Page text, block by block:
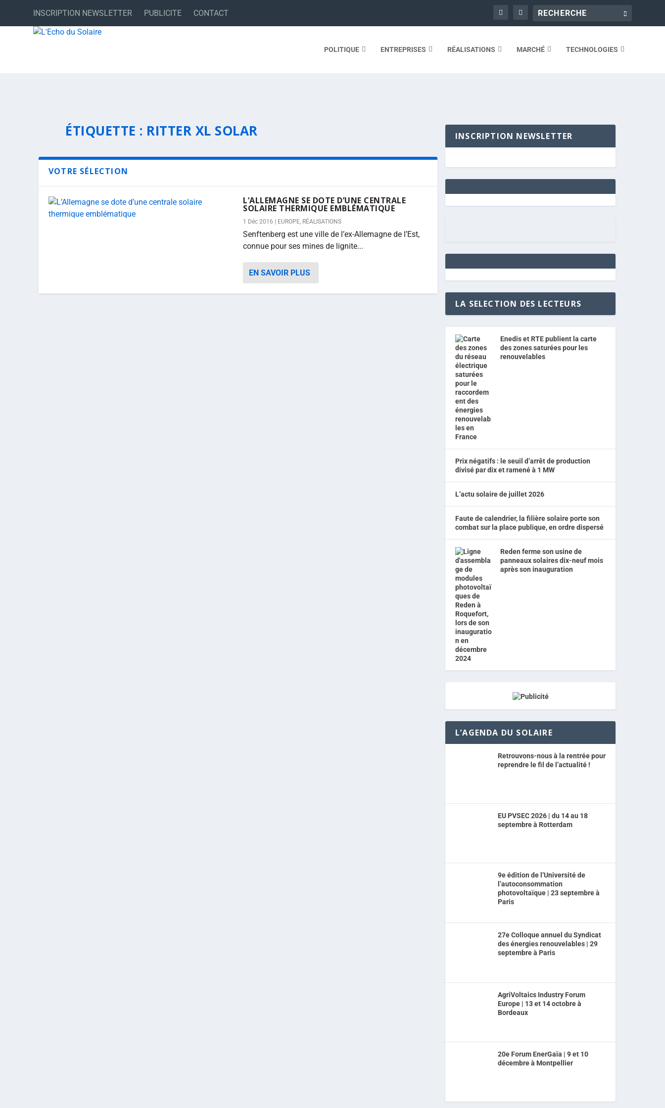
INSCRIPTION NEWSLETTER PUBLICITE CONTACT
POLITIQUE ENTREPRISES RÉALISATIONS MARCHÉ TECHNOLOGIES
ÉTIQUETTE : RITTER XL SOLAR
VOTRE SÉLECTION
L’ALLEMAGNE SE DOTE D’UNE CENTRALE
SOLAIRE THERMIQUE EMBLÉMATIQUE
1 Déc 2016 EUROPE, RÉALISATIONS
Senftenberg est une ville de l’ex-Allemagne de l’Est,
connue pour ses mines de lignite...
EN SAVOIR PLUS
INSCRIPTION NEWSLETTER
LA SELECTION DES LECTEURS
Enedis et RTE publient la carte
des zones saturées pour les
renouvelables
Prix négatifs : le seuil d’arrêt de production
divisé par dix et ramené à 1 MW
L’actu solaire de juillet 2026
Faute de calendrier, la filière solaire porte son
combat sur la place publique, en ordre dispersé
Reden ferme son usine de
panneaux solaires dix-neuf mois
après son inauguration
L’AGENDA DU SOLAIRE
Retrouvons-nous à la rentrée pour
reprendre le fil de l’actualité !
EU PVSEC 2026 | du 14 au 18
septembre à Rotterdam
9e édition de l’Université de
l’autoconsommation
photovoltaïque | 23 septembre à
Paris
27e Colloque annuel du Syndicat
des énergies renouvelables | 29
septembre à Paris
AgriVoltaics Industry Forum
Europe | 13 et 14 octobre à
Bordeaux
20e Forum EnerGaïa | 9 et 10
décembre à Montpellier